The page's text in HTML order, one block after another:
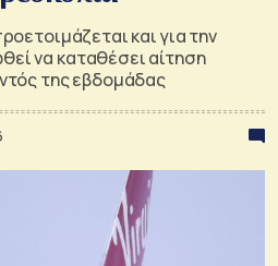
και για την
να καταθέσει αίτηση
της εβδομάδας